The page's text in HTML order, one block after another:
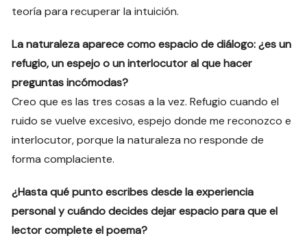
teoría para recuperar la intuición.
La naturaleza aparece como espacio de diálogo: ¿es un
refugio, un espejo o un interlocutor al que hacer
preguntas incómodas?
Creo que es las tres cosas a la vez. Refugio cuando el
ruido se vuelve excesivo, espejo donde me reconozco e
interlocutor, porque la naturaleza no responde de
forma complaciente.
¿Hasta qué punto escribes desde la experiencia
personal y cuándo decides dejar espacio para que el
lector complete el poema?